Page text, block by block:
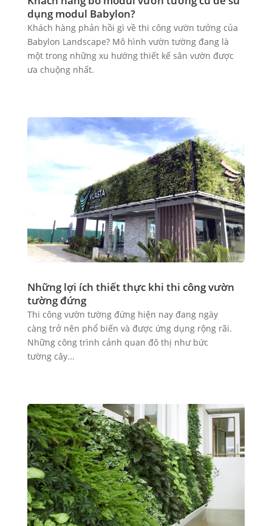
dụng modul Babylon?
Khách hàng phản hồi gì về thi công vườn tưởng của
Babylon Landscape? Mô hình vườn tường đang là
một trong những xu hướng thiết kế sân vườn được
ưa chuộng nhất.
Những lợi ích thiết thực khi thi công vườn
tường đứng
Thi công vườn tường đứng hiện nay đang ngày
càng trở nên phổ biến và được ứng dụng rộng rãi.
Những công trình cảnh quan đô thị như bức
tường cây...